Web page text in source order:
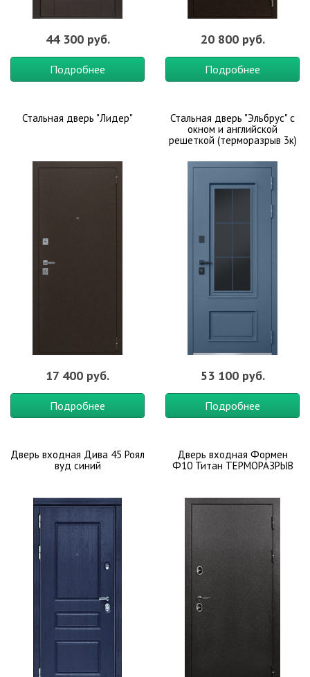
44 300 руб.
Подробнее
20 800 руб.
Подробнее
Стальная дверь "Лидер"
17 400 руб.
Подробнее
Стальная дверь "Эльбрус" с
окном и английской
решеткой (терморазрыв 3к)
53 100 руб.
Подробнее
Дверь входная Дива 45 Роял
вуд синий
Дверь входная Формен
Ф10 Титан ТЕРМОРАЗРЫВ